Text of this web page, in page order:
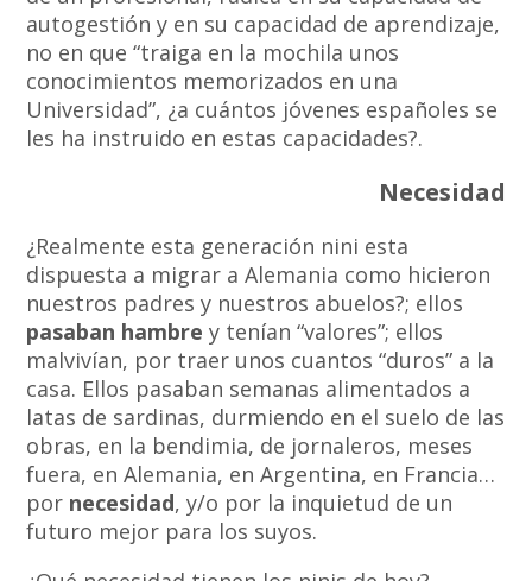
autogestión y en su capacidad de aprendizaje,
no en que “traiga en la mochila unos
conocimientos memorizados en una
Universidad”, ¿a cuántos jóvenes españoles se
les ha instruido en estas capacidades?.
Necesidad
¿Realmente esta generación nini esta
dispuesta a migrar a Alemania como hicieron
nuestros padres y nuestros abuelos?; ellos
pasaban hambre y tenían “valores”; ellos
malvivían, por traer unos cuantos “duros” a la
casa. Ellos pasaban semanas alimentados a
latas de sardinas, durmiendo en el suelo de las
obras, en la bendimia, de jornaleros, meses
fuera, en Alemania, en Argentina, en Francia…
por necesidad, y/o por la inquietud de un
futuro mejor para los suyos.